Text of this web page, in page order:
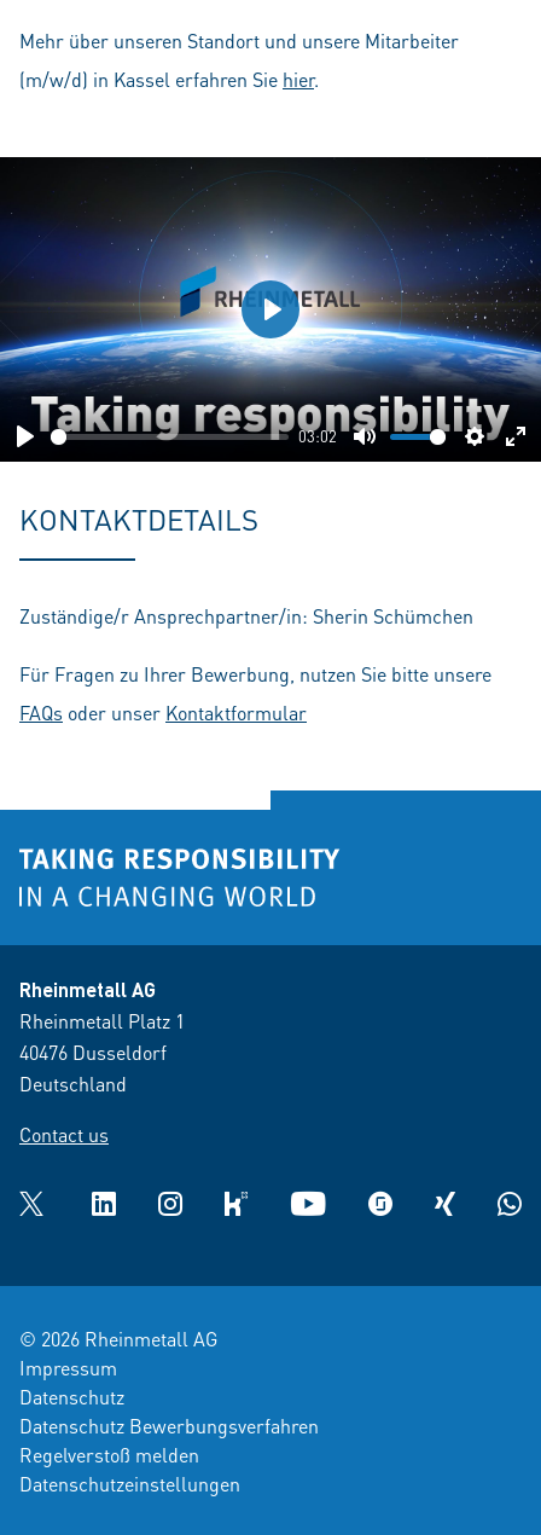
Mehr über unseren Standort und unsere Mitarbeiter
(m/w/d) in Kassel erfahren Sie hier.
Play
03:02
Mute
Play
KONTAKTDETAILS
Zuständige/r Ansprechpartner/in: Sherin Schümchen
Für Fragen zu Ihrer Bewerbung, nutzen Sie bitte unsere
FAQs oder unser Kontaktformular
Rheinmetall AG
Rheinmetall Platz 1
40476 Dusseldorf
Deutschland
Contact us
Twitter LinkedInInstagramkununu YouTube glassdoorXING
© 2026 Rheinmetall AG
Impressum
Datenschutz
Datenschutz Bewerbungsverfahren
Regelverstoß melden
Datenschutzeinstellungen